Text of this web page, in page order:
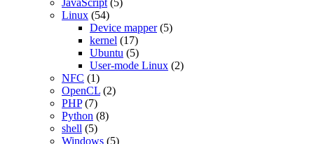
JavaScript (5)
Linux (54)
Device mapper(5)
kernel (17)
Ubuntu (5)
User-mode Linux (2)
NFC (1)
OpenCL (2)
PHP(7)
Python (8)
shell (5)
Windows (5)